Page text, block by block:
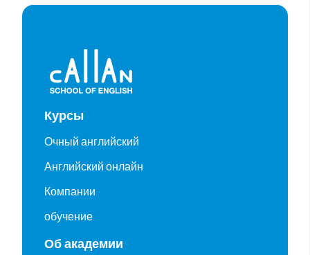
Курсы
Очный английский
Английский онлайн
Компании
обучение
Об академии